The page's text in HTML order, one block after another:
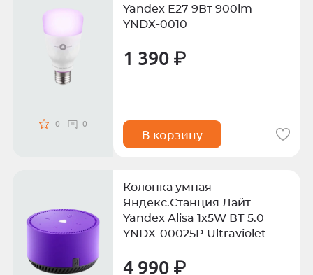
0 0
Yandex Е27 9Вт 900lm
YNDX-0010
1 390 ₽
В корзину
Колонка умная
Яндекс.Станция Лайт
Yandex Alisa 1x5W ВТ 5.0
YNDX-00025P Ultraviolet
4 990 ₽